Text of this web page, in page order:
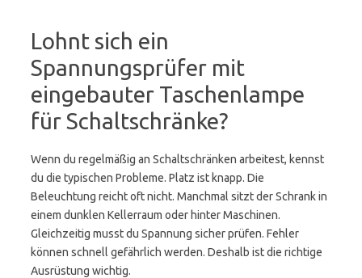
Lohnt sich ein
Spannungsprüfer mit
eingebauter Taschenlampe
für Schaltschränke?
Wenn du regelmäßig an Schaltschränken arbeitest, kennst
du die typischen Probleme. Platz ist knapp. Die
Beleuchtung reicht oft nicht. Manchmal sitzt der Schrank in
einem dunklen Kellerraum oder hinter Maschinen.
Gleichzeitig musst du Spannung sicher prüfen. Fehler
können schnell gefährlich werden. Deshalb ist die richtige
Ausrüstung wichtig.